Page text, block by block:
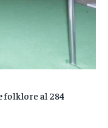
folklore al 284